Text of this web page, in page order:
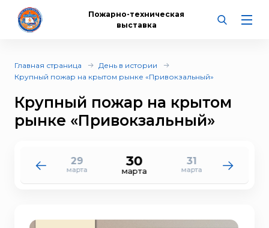
Пожарно-техническая
выставка
Главная страница
День в истории
Крупный пожар на крытом рынке «Привокзальный»
Крупный пожар на крытом
рынке «Привокзальный»
29
марта
30
марта
31
марта